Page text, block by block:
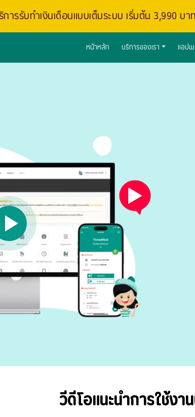
ารรับทำเงินเดือนแบบเต็มระบบ เริ่มต้น 3,990 บ
หน้าหลัก บริการของเรา แอป
วีดีโอแนะนำการใช้ง